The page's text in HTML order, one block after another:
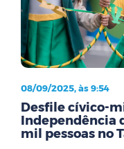
08/09/2025, às 9:54
Desfile cívico-
Independência
mil pessoas no